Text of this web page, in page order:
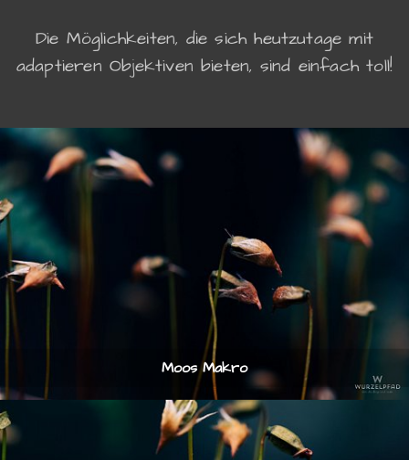
Die Möglichkeiten, die sich heutzutage mit
adaptieren Objektiven bieten, sind einfach toll!
Moos Makro